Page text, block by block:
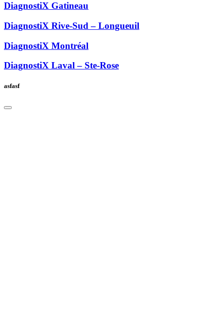
DiagnostiX Gatineau
DiagnostiX Rive-Sud – Longueuil
DiagnostiX Montréal
DiagnostiX Laval – Ste-Rose
asfasf